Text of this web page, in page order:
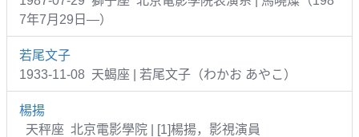
7年7月29日—）
若尾文子
1933-11-08 天蝎座 | 若尾文子（わかお あやこ）
楊揚
天秤座 北京電影學院 | [1]楊揚，影視演員